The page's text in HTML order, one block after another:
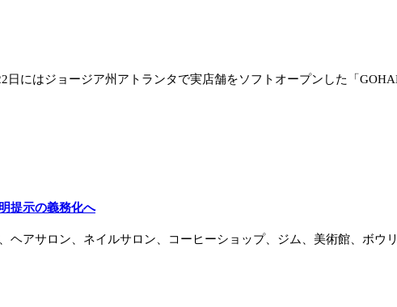
にはジョージア州アトランタで実店舗をソフトオープンした「
提示の義務化へ
アサロン、ネイルサロン、コーヒーショップ、ジム、美術館、ボウ